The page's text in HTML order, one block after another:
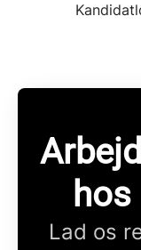
Lad os